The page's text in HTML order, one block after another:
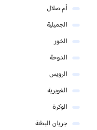
أم صلال
الجميلية
الخور
الدوحة
الرويس
الغويرية
الوكرة
جريان البطنة